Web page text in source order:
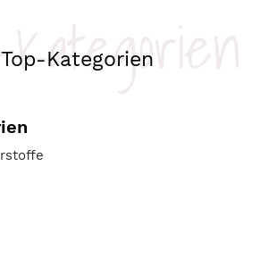
Top-Kategorien
Kategorien